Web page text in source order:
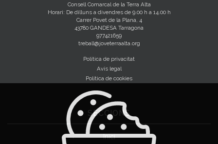
Consell Comarcal de la Terra Alta
Horari: De dilluns a divendres de 9.00 h a 14.00 h
Carrer Povet de la Plana, 4
43780 GANDESA Tarragona
977421659
treball@joveterraalta.org
Política de privacitat
Avís legal
Política de cookies
SECCIONS
Inici